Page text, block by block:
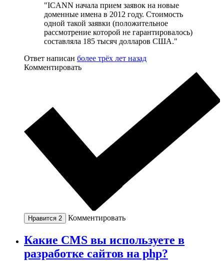
"ICANN начала прием заявок на новые
доменные имена в 2012 году. Стоимость
одной такой заявки (положительное
рассмотрение которой не гарантировалось)
составляла 185 тысяч долларов США."
Ответ написан более трёх лет назад
Комментировать
Нравится 2 Комментировать
Какие СMS вы используете в
разработке сайтов на php?